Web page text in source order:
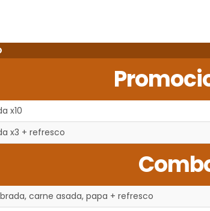
x10
x3 + refresco
carne asada, papa + refresco